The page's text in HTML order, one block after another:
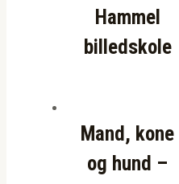
Hammel
billedskole
Mand, kone
og hund –